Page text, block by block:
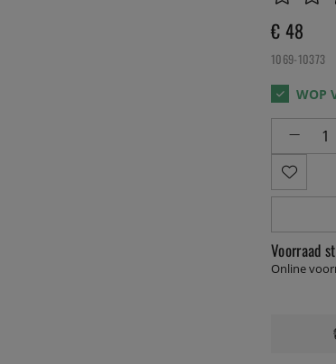
€ 48
1069-10373
Voorraad
Online